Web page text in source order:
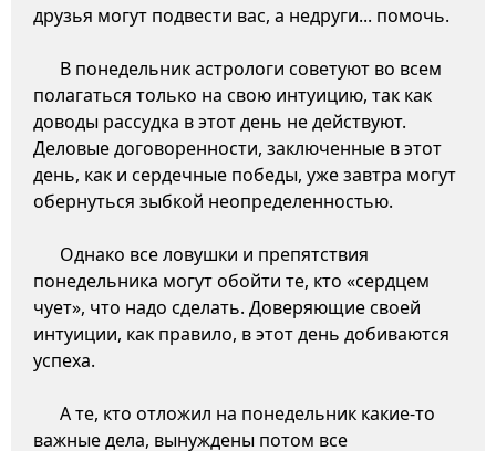
друзья могут подвести вас, а недруги... помочь.
В понедельник астрологи советуют во всем
полагаться только на свою интуицию, так как
доводы рассудка в этот день не действуют.
Деловые договоренности, заключенные в этот
день, как и сердечные победы, уже завтра могут
обернуться зыбкой неопределенностью.
Однако все ловушки и препятствия
понедельника могут обойти те, кто «сердцем
чует», что надо сделать. Доверяющие своей
интуиции, как правило, в этот день добиваются
успеха.
А те, кто отложил на понедельник какие-то
важные дела, вынуждены потом все